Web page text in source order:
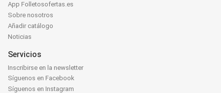
App Folletosofertas.es
Sobre nosotros
Añadir catálogo
Noticias
Servicios
Inscribirse en la newsletter
Síguenos en Facebook
Síguenos en Instagram